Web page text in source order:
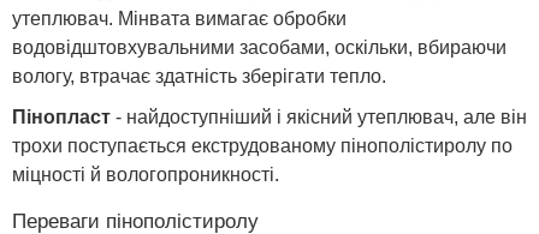
утеплювач. Мінвата вимагає обробки
водовідштовхувальними засобами, оскільки, вбираючи
вологу, втрачає здатність зберігати тепло.
Пінопласт - найдоступніший і якісний утеплювач, але він
трохи поступається екструдованому пінополістиролу по
міцності й вологопроникності.
Переваги пінополістиролу